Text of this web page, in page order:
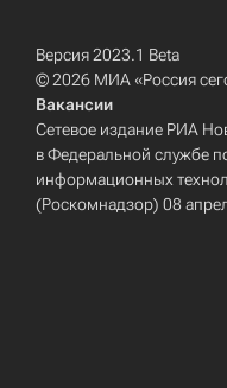
Версия 2023.1 Beta
© 2026 МИА «Россия
Вакансии
Сетевое издание РИА
в Федеральной службе
информационных
(Роскомнадзор) 08